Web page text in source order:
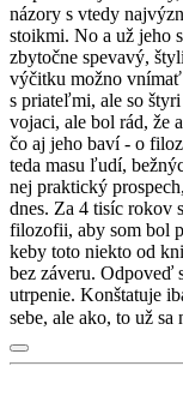
názory s vtedy
stoikmi. No a už jeho
zbytočne spevavý,
výčitku možno vnímať
s priateľmi, ale so
vojaci, ale bol rád, že
čo aj jeho baví - o
teda masu ľudí,
nej praktický
dnes. Za 4 tisíc rokov
filozofii, aby som bol
keby toto niekto od
bez záveru. Odpoveď
utrpenie. Konštatuje
sebe, ale ako, to už sa